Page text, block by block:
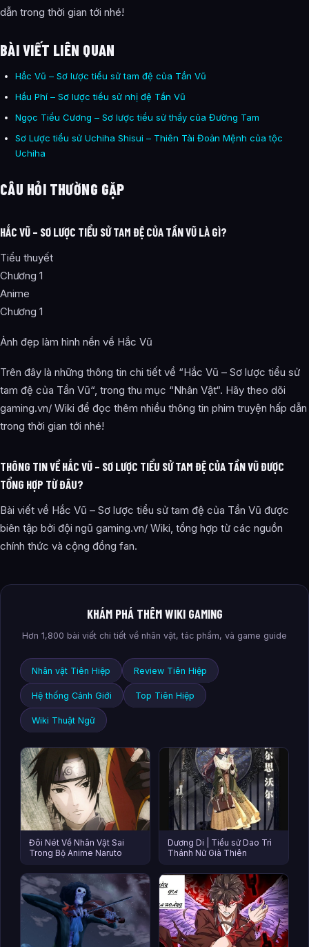
dẫn trong thời gian tới nhé!
BÀI VIẾT LIÊN QUAN
Hắc Vũ – Sơ lược tiểu sử tam đệ của Tần Vũ
Hầu Phí – Sơ lược tiểu sử nhị đệ Tần Vũ
Ngọc Tiểu Cương – Sơ lược tiểu sử thầy của Đường Tam
Sơ Lược tiểu sử Uchiha Shisui – Thiên Tài Đoản Mệnh của tộc
Uchiha
CÂU HỎI THƯỜNG GẶP
HẮC VŨ – SƠ LƯỢC TIỂU SỬ TAM ĐỆ CỦA TẦN VŨ LÀ GÌ?
Tiểu thuyết
Chương 1
Anime
Chương 1
Ảnh đẹp làm hình nền về Hắc Vũ
Trên đây là những thông tin chi tiết về “Hắc Vũ – Sơ lược tiểu sử
tam đệ của Tần Vũ“, trong thu mục “Nhân Vật“. Hãy theo dõi
gaming.vn/ Wiki để đọc thêm nhiều thông tin phim truyện hấp dẫn
trong thời gian tới nhé!
THÔNG TIN VỀ HẮC VŨ – SƠ LƯỢC TIỂU SỬ TAM ĐỆ CỦA TẦN VŨ ĐƯỢC
TỔNG HỢP TỪ ĐÂU?
Bài viết về Hắc Vũ – Sơ lược tiểu sử tam đệ của Tần Vũ được
biên tập bởi đội ngũ gaming.vn/ Wiki, tổng hợp từ các nguồn
chính thức và cộng đồng fan.
KHÁM PHÁ THÊM WIKI GAMING
Hơn 1,800 bài viết chi tiết về nhân vật, tác phẩm, và game guide
Nhân vật Tiên Hiệp Review Tiên Hiệp
Hệ thống Cảnh Giới Top Tiên Hiệp
Wiki Thuật Ngữ
Đôi Nét Về Nhân Vật Sai
Trong Bộ Anime Naruto
Dương Di | Tiểu sử Dao Trì
Thánh Nữ Già Thiên